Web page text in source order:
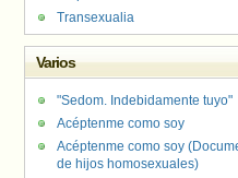
Transexualia
Varios
"Sedom. Indebidamente tuyo"
Acéptenme como soy
Acéptenme como soy
de hijos homosexuales)